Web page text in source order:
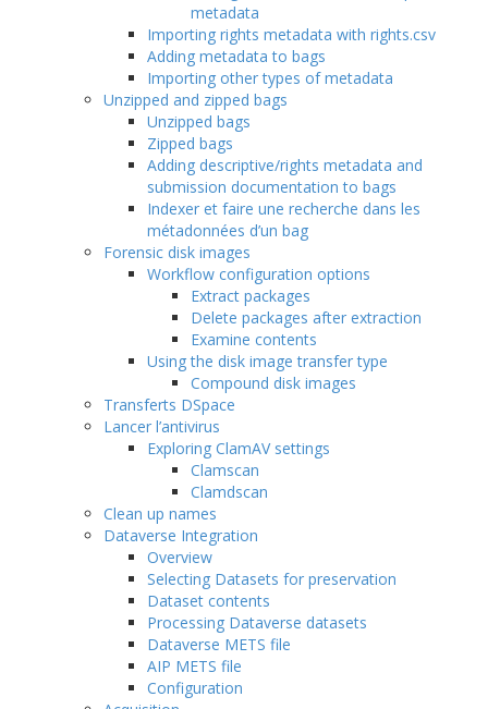
metadata
Importing rights metadata with rights.csv
Adding metadata to bags
Importing other types of metadata
Unzipped and zipped bags
Unzipped bags
Zipped bags
Adding descriptive/rights metadata and
submission documentation to bags
Indexer et faire une recherche dans les
métadonnées d’un bag
Forensic disk images
Workflow configuration options
Extract packages
Delete packages after extraction
Examine contents
Using the disk image transfer type
Compound disk images
Transferts DSpace
Lancer l’antivirus
Exploring ClamAV settings
Clamscan
Clamdscan
Clean up names
Dataverse Integration
Overview
Selecting Datasets for preservation
Dataset contents
Processing Dataverse datasets
Dataverse METS file
AIP METS file
Configuration